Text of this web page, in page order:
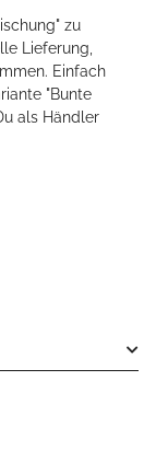
zu
Lieferung,
Einfach
"Bunte
als Händler